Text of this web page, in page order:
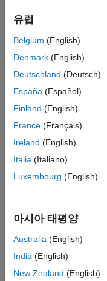
유럽
Belgium (English)
Denmark (English)
Deutschland (Deutsch)
España (Español)
Finland (English)
France (Français)
Ireland (English)
Italia (Italiano)
Luxembourg (English)
아시아 태평양
Australia (English)
India (English)
New Zealand (English)
신뢰 센터 등록 상표
애플리케이션 상태
© 1994-2026 The